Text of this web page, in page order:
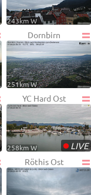
243km W
Dornbirn
251km W
YC Hard Ost
•LIVE
258km W
Röthis Ost